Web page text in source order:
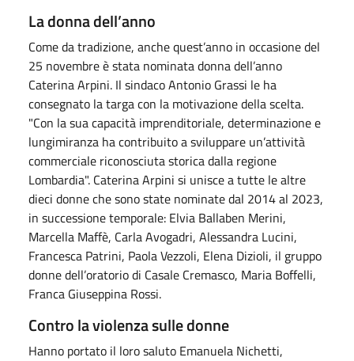
La donna dell’anno
Come da tradizione, anche quest’anno in occasione del
25 novembre è stata nominata donna dell’anno
Caterina Arpini. Il sindaco Antonio Grassi le ha
consegnato la targa con la motivazione della scelta.
"Con la sua capacità imprenditoriale, determinazione e
lungimiranza ha contribuito a sviluppare un’attività
commerciale riconosciuta storica dalla regione
Lombardia". Caterina Arpini si unisce a tutte le altre
dieci donne che sono state nominate dal 2014 al 2023,
in successione temporale: Elvia Ballaben Merini,
Marcella Maffè, Carla Avogadri, Alessandra Lucini,
Francesca Patrini, Paola Vezzoli, Elena Dizioli, il gruppo
donne dell’oratorio di Casale Cremasco, Maria Boffelli,
Franca Giuseppina Rossi.
Contro la violenza sulle donne
Hanno portato il loro saluto Emanuela Nichetti,